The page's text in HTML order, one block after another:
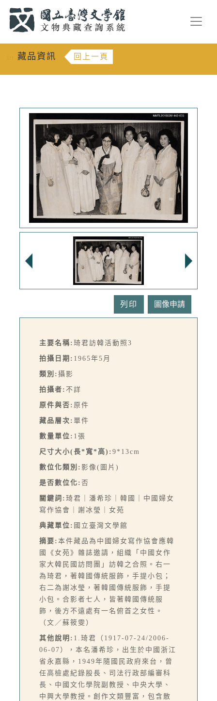
::: 藏品資訊 回上一頁
列印
主要名稱: 琦君訪韓活動照3
拍攝日期: 1965年5月
類別: 攝影
拍攝者: 不詳
原件與否: 原件
藏品層次: 單件
數量單位: 1張
尺寸大小(長*寬*高): 9*13cm
數位化類別: 影像(圖片)
是否數位化: 否
關鍵詞: 琦君｜潘希珍｜韓國｜中國婦女
寫作協會｜謝冰瑩｜女苑
典藏單位: 國立臺灣文學館
摘要: 本件藏品為中國婦女寫作協會應韓
國《女苑》雜誌邀請，組織「中國女作
家大韓民國訪問團」訪韓之合照。右一
為琦君，著韓國傳統服飾，手提小包；
右二為謝冰瑩，著韓國傳統服飾，手提
小包。合影者七人，皆著韓國傳統服
飾，後方不遠處有一名俯首之女性。
（文／蘇筱雯）
其他說明: 1.琦君（1917-07-24/2006-
06-07），本名潘希珍，出生於中國浙江
省永嘉縣，1949年隨國民政府來台，曾
任高檢處紀錄股長、司法行政部編審科
長、中國文化學院副教授、中央大學、
中興大學教授。創作文類豐富，包含散